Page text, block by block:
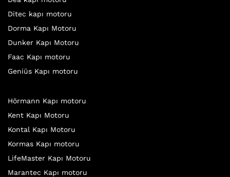
Ditec kapı motoru
Dorma Kapı Motoru
Dunker Kapı Motoru
Faac Kapı motoru
Geniüs Kapı motoru
Hörmann Kapı motoru
Kent Kapı Motoru
Kontal Kapı Motoru
Kormas Kapı motoru
LifeMaster Kapı Motoru
Marantec Kapı motoru